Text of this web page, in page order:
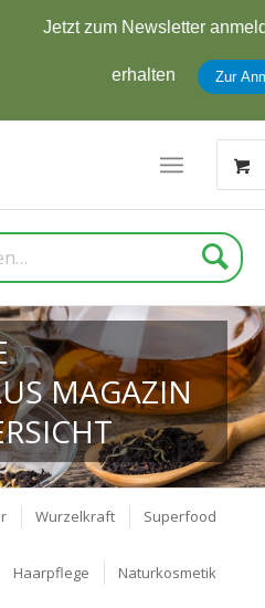
anmelden und 5 € Rabatt
Suche
MAGAZIN
Wurzelkraft Superfood
Haarpflege Naturkosmetik